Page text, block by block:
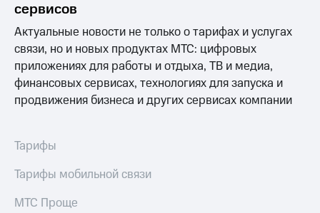
сервисов
Актуальные новости не только о тарифах и услугах
связи, но и новых продуктах МТС: цифровых
приложениях для работы и отдыха, ТВ и медиа,
финансовых сервисах, технологиях для запуска и
продвижения бизнеса и других сервисах компании
Тарифы
Тарифы мобильной связи
МТС Проще